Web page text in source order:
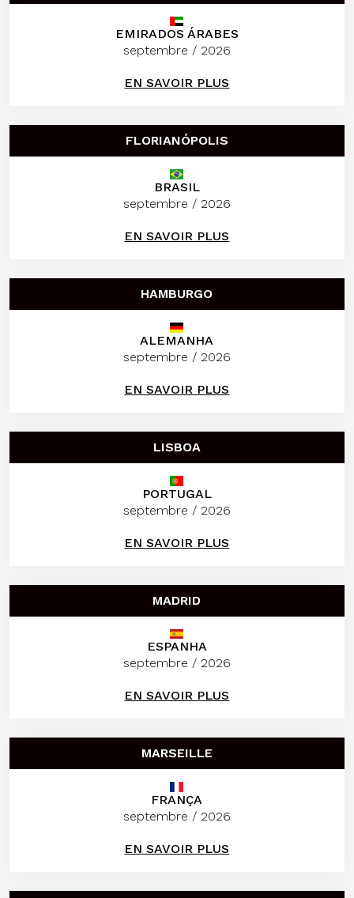
EMIRADOS ÁRABES
septembre / 2026
EN SAVOIR PLUS
FLORIANÓPOLIS
BRASIL
septembre / 2026
EN SAVOIR PLUS
HAMBURGO
ALEMANHA
septembre / 2026
EN SAVOIR PLUS
LISBOA
PORTUGAL
septembre / 2026
EN SAVOIR PLUS
MADRID
ESPANHA
septembre / 2026
EN SAVOIR PLUS
MARSEILLE
FRANÇA
septembre / 2026
EN SAVOIR PLUS